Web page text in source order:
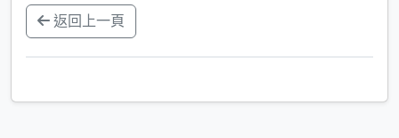
返回上一頁